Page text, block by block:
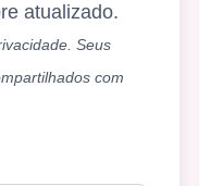
atualizado.
Seus
com